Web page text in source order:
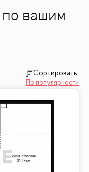
по вашим
Сортировать:
По популярности